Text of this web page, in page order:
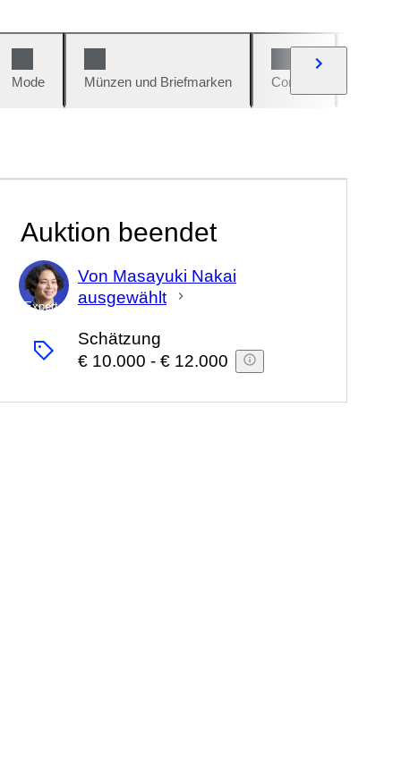
Mode Münzen und Briefmarken Comics
Auktion beendet
Experte
Von Masayuki Nakai
ausgewählt
Schätzung
€ 10.000 - € 12.000